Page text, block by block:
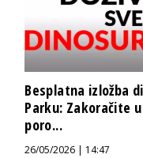
Besplatna izložba
Parku: Zakoračite
poro...
26/05/2026 | 14:47